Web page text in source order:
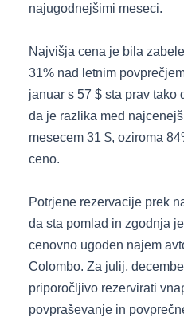
najugodnejšimi meseci.
Najvišja cena je bila
31% nad letnim
januar s 57 $ sta prav tako
da je razlika med
mesecem 31 $, oziroma
ceno.
Potrjene rezervacije prek
da sta pomlad in zgodnja
cenovno ugoden najem
Colombo. Za julij,
priporočljivo rezervirati
povpraševanje in